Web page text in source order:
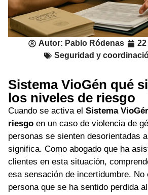
Autor: Pablo Ródenas
Seguridad y
Sistema VioGén qué
los niveles de riesgo
Cuando se activa el Sistema
riesgo en un caso de violencia de
personas se sienten desorientadas
significa. Como abogado que ha
clientes en esta situación,
esa sensación de incertidumbre. No
persona que se ha sentido perdida